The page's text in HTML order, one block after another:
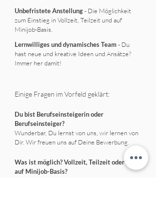
Unbefristete Anstellung- Die Möglichkeit
zum Einstieg in Vollzeit, Teilzeit und auf
Minijob-Basis.
Lernwilliges und dynamisches Team- Du
hast neue und kreative Ideen und Ansätze?
Immer her damit!
Einige Fragen im Vorfeld geklärt:
Du bist Berufseinsteigerin oder
Berufseinsteiger?
Wunderbar, Du lernst von uns, wir lernen von
Dir. Wir freuen uns auf Deine Bewerbung.
Was ist möglich? Vollzeit, Teilzeit oder auch
auf Minijob-Basis?